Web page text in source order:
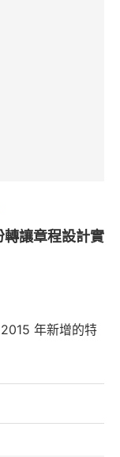
讓章程設計實
年新增的特